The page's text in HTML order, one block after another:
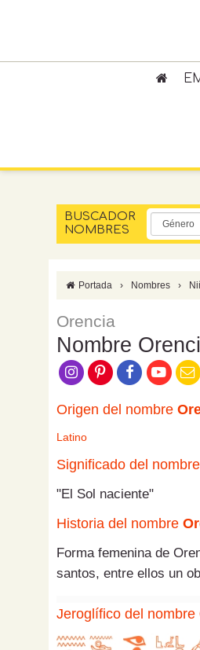
BUSCADOR
NOMBRES
Portada › Nombres ›
Orencia
Nombre
Origen del nombre
Latino
Significado del nombre
"El Sol naciente"
Historia del nombre
Forma femenina de
santos, entre ellos un
Jeroglífico del nombre